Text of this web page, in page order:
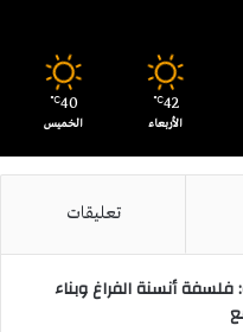
42
℃
الأربعاء
40
℃
الخميس
تعليقات
فلسفة أنسنة الفراغ وبناء